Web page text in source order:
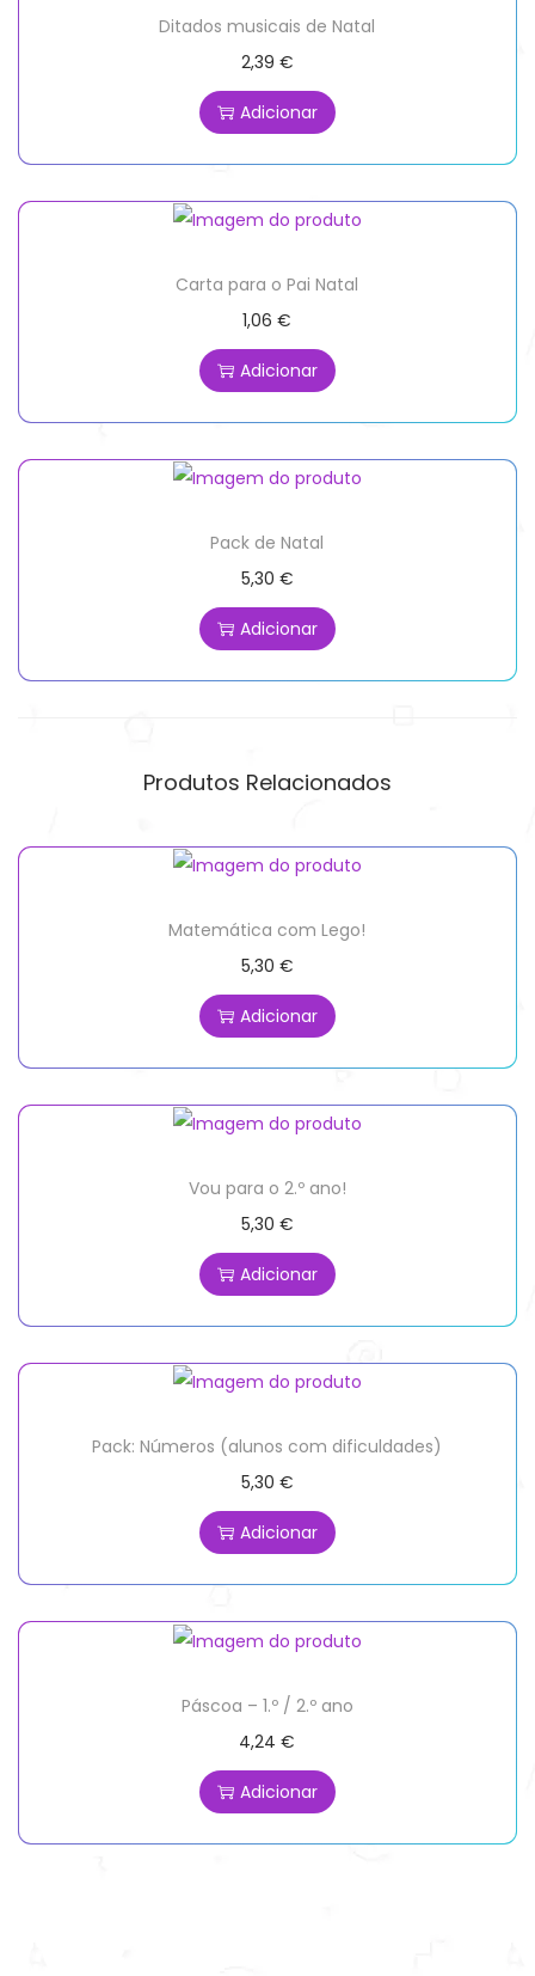
Ditados musicais de Natal
2,39 €
Adicionar
Carta para o Pai Natal
1,06€
Adicionar
Pack de Natal
5,30 €
Adicionar
Produtos Relacionados
Matemática com Lego!
5,30 €
Adicionar
Vou para o 2.º ano!
5,30 €
Adicionar
Pack: Números (alunos com dificuldades)
5,30 €
Adicionar
Páscoa – 1.º / 2.º ano
4,24€
Adicionar